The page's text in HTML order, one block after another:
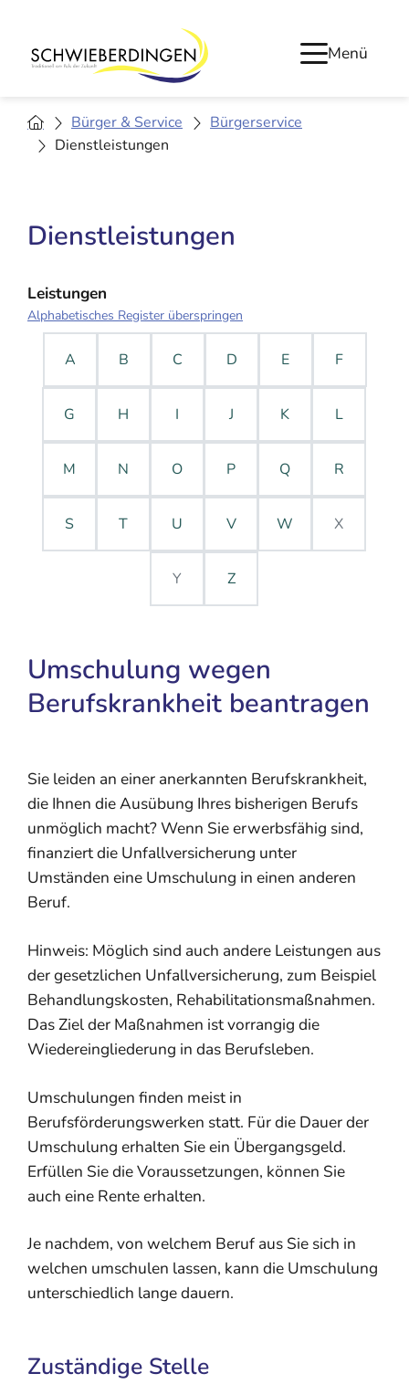
Menü
Bürger & Service
Bürgerservice
Dienstleistungen
Dienstleistungen
Leistungen
Alphabetisches Register überspringen
A B C D E F
G H I J K L
M N O P Q R
S T U V W X
Y Z
Umschulung wegen
Berufskrankheit beantragen
Sie leiden an einer anerkannten Berufskrankheit,
die Ihnen die Ausübung Ihres bisherigen Berufs
unmöglich macht? Wenn Sie erwerbsfähig sind,
finanziert die Unfallversicherung unter
Umständen eine Umschulung in einen anderen
Beruf.
Hinweis: Möglich sind auch andere Leistungen aus
der gesetzlichen Unfallversicherung, zum Beispiel
Behandlungskosten, Rehabilitationsmaßnahmen.
Das Ziel der Maßnahmen ist vorrangig die
Wiedereingliederung in das Berufsleben.
Umschulungen finden meist in
Berufsförderungswerken statt. Für die Dauer der
Umschulung erhalten Sie ein Übergangsgeld.
Erfüllen Sie die Voraussetzungen, können Sie
auch eine Rente erhalten.
Je nachdem, von welchem Beruf aus Sie sich in
welchen umschulen lassen, kann die Umschulung
unterschiedlich lange dauern.
Zuständige Stelle